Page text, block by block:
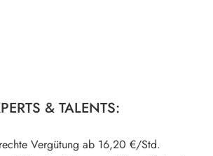
& TALENTS:
Vergütung ab 16,20 €/Std.